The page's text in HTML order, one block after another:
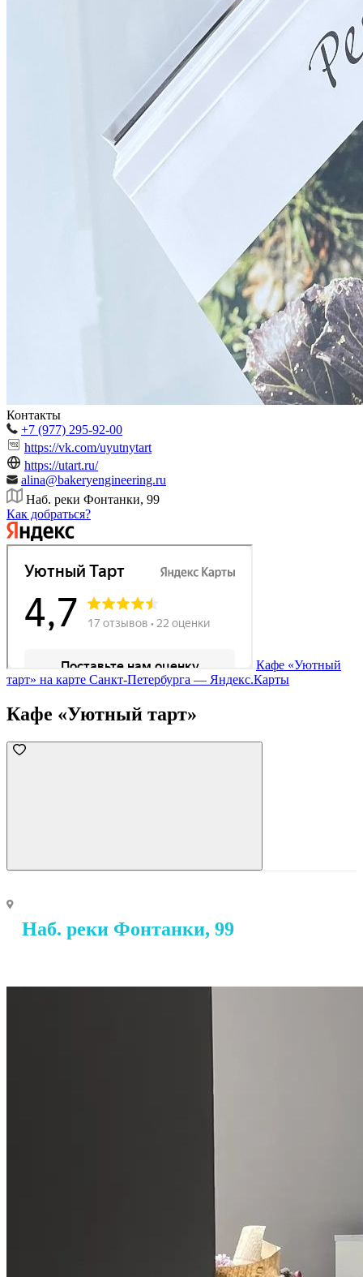
Контакты
+7 (977) 295-92-00
https://vk.com/uyutnytart
https://utart.ru/
alina@bakeryengineering.ru
Наб. реки Фонтанки, 99
Как добраться?
Кафе «Уютный
тарт» на карте Санкт‑Петербурга — Яндекс.Карты
Кафе «Уютный тарт»
Наб. реки Фонтанки, 99